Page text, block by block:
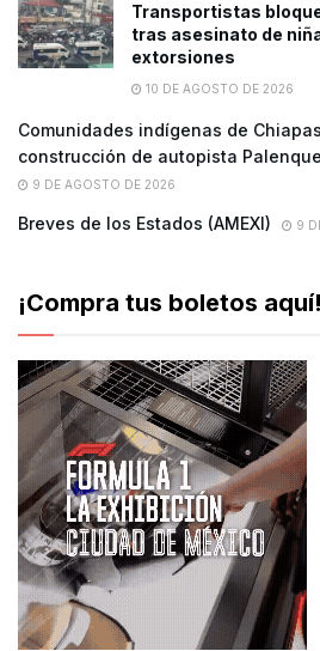
Transportistas
tras asesinato de
extorsiones
10 DE AGOSTO DE 2026
Comunidades indígenas de
construcción de autopista
9 DE AGOSTO DE 2026
Breves de los Estados (AMEXI) 9
¡Compra tus boletos aquí!